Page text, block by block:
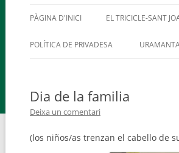
PÀGINA D'INICI EL TRICICLE-SANT
POLÍTICA DE PRIVADESA
Dia de la familia
Deixa un comentari
(los niños/as trenzan el cabello de
CONEIX FUNDESPLAI
Missió i